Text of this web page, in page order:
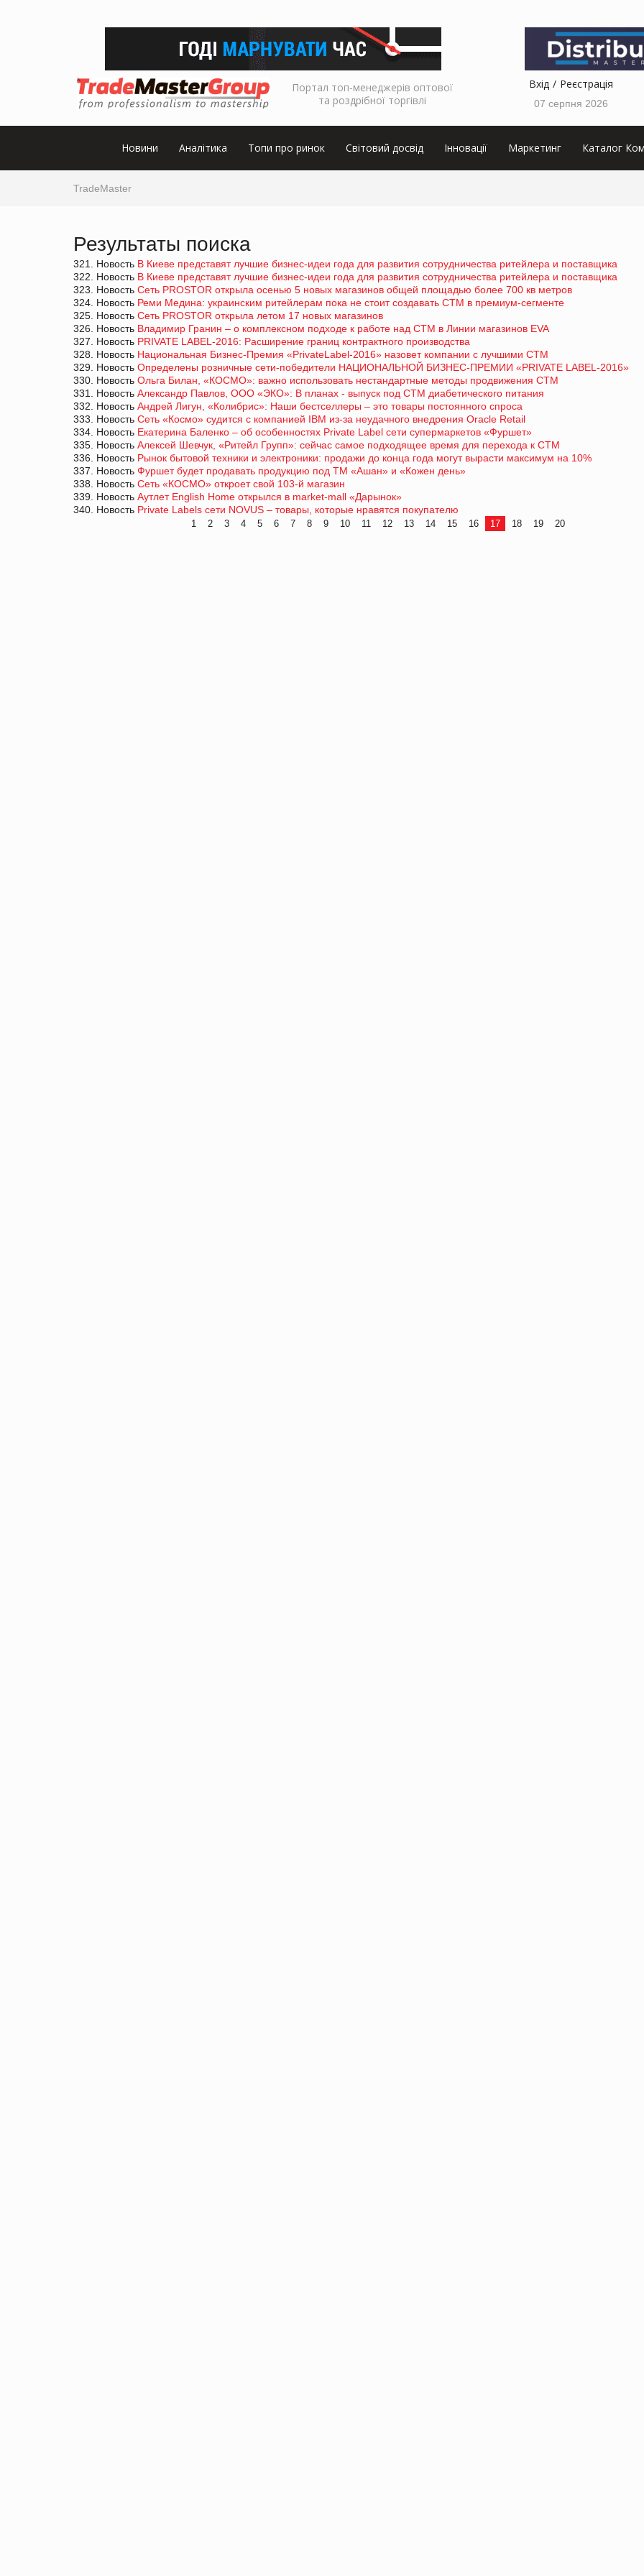
Портал топ-менеджерів оптової
та роздрібної торгівлі
Вхід Реєстрація
07 серпня 2026
Новини Аналітика Топи про ринок Світовий досвід Інновації Маркетинг Каталог
TradeMaster
Результаты поиска
321. Новость В Киеве представят лучшие бизнес-идеи года для развития сотрудничества ритейлера и поставщика
322. Новость В Киеве представят лучшие бизнес-идеи года для развития сотрудничества ритейлера и поставщика
323. Новость Cеть PROSTOR открыла осенью 5 новых магазинов общей площадью более 700 кв метров
324. Новость Реми Медина: украинским ритейлерам пока не стоит создавать СТМ в премиум-сегменте
325. Новость Сеть PROSTOR открыла летом 17 новых магазинов
326. Новость Владимир Гранин – о комплексном подходе к работе над СТМ в Линии магазинов EVA
327. Новость PRIVATE LABEL-2016: Расширение границ контрактного производства
328. Новость Национальная Бизнес-Премия «PrivateLabel-2016» назовет компании с лучшими СТМ
329. Новость Определены розничные сети-победители НАЦИОНАЛЬНОЙ БИЗНЕС-ПРЕМИИ «PRIVATE LABEL-2016»
330. Новость Ольга Билан, «КОСМО»: важно использовать нестандартные методы продвижения СТМ
331. Новость Александр Павлов, ООО «ЭКО»: В планах - выпуск под СТМ диабетического питания
332. Новость Андрей Лигун, «Колибрис»: Наши бестселлеры – это товары постоянного спроса
333. Новость Сеть «Космо» судится с компанией IBM из-за неудачного внедрения Oracle Retail
334. Новость Екатерина Баленко – об особенностях Private Label сети супермаркетов «Фуршет»
335. Новость Алексей Шевчук, «Ритейл Групп»: сейчас самое подходящее время для перехода к СТМ
336. Новость Рынок бытовой техники и электроники: продажи до конца года могут вырасти максимум на 10%
337. Новость Фуршет будет продавать продукцию под ТМ «Ашан» и «Кожен день»
338. Новость Сеть «КОСМО» откроет свой 103-й магазин
339. Новость Аутлет English Home открылся в market-mall «Дарынок»
340. Новость Private Labels сети NOVUS – товары, которые нравятся покупателю
1 2 3 4 5 6 7 8 9 10 11 12 13 14 15 16 17 18 19 20